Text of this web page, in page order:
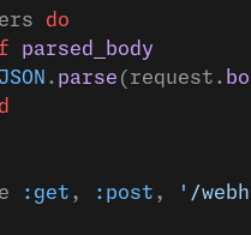
do
parsed_body
. parse (request.
:get , :post , '/